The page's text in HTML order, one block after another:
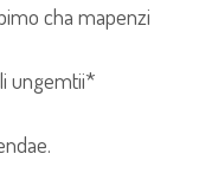
cha mapenzi
ungemtii*